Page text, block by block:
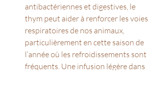
antibactériennes et digestives, le
thym peut aider à renforcer les voies
respiratoires de nos animaux,
particulièrement en cette saison de
l’année où les refroidissements sont
fréquents. Une infusion légère dans